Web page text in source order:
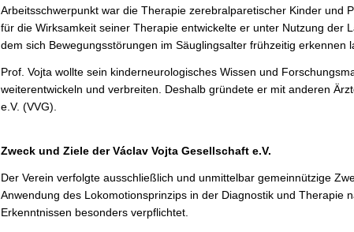
Arbeitsschwerpunkt war die Therapie zerebralparetischer Kinder und
für die Wirksamkeit seiner Therapie entwickelte er unter Nutzung der
dem sich Bewegungsstörungen im Säuglingsalter frühzeitig erkennen
Prof. Vojta wollte sein kinderneurologisches Wissen und
weiterentwickeln und verbreiten. Deshalb gründete er mit anderen
e.V. (VVG).
Zweck und Ziele der Václav Vojta Gesellschaft e.V.
Der Verein verfolgte ausschließlich und unmittelbar gemeinnützige
Anwendung des Lokomotionsprinzips in der Diagnostik und Therapie
Erkenntnissen besonders verpflichtet.